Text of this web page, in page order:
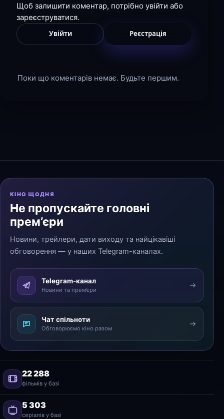
Щоб залишити коментар, потрібно увійти або
зареєструватися.
Увійти Реєстрація
Поки що коментарів немає. Будьте першим.
КІНО ЩОДНЯ
Не пропускайте головні
прем’єри
Новини, трейлери, дати виходу та найцікавіші
обговорення — у наших Telegram-каналах.
Telegram-канал
Новини та прем’єри
Чат спільноти
Обговорюємо кіно разом
22 288
фільмів у базі
5 303
серіалів у базі